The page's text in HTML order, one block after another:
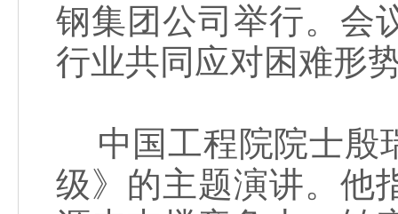
钢集团公司举行。会
行业共同应对困难形
中国工程院院士殷
级》的主题演讲。他